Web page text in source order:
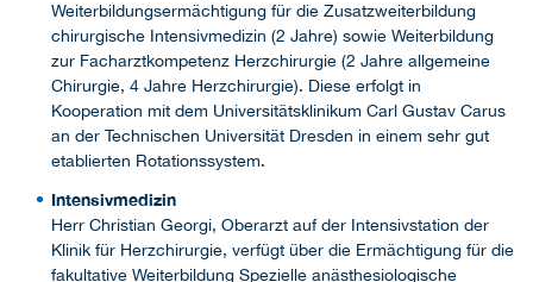
Weiterbildungsermächtigung für die Zusatzweiterbildung
chirurgische Intensivmedizin (2 Jahre) sowie Weiterbildung
zur Facharztkompetenz Herzchirurgie (2 Jahre allgemeine
Chirurgie, 4 Jahre Herzchirurgie). Diese erfolgt in
Kooperation mit dem Universitätsklinikum Carl Gustav Carus
an der Technischen Universität Dresden in einem sehr gut
etablierten Rotationssystem.
Intensivmedizin
Herr Christian Georgi, Oberarzt auf der Intensivstation der
Klinik für Herzchirurgie, verfügt über die Ermächtigung für die
fakultative Weiterbildung Spezielle anästhesiologische